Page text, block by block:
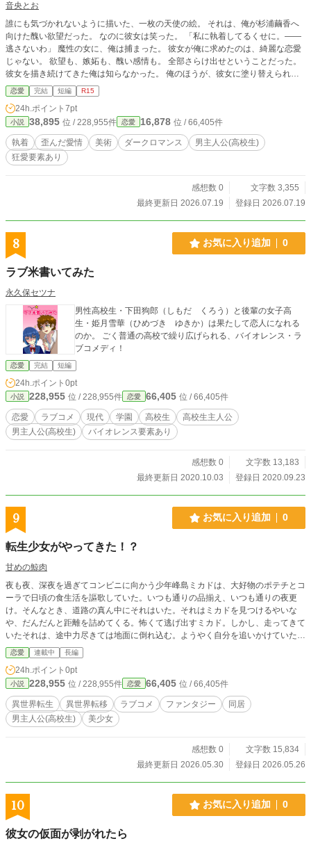
音央とお
誰にも気づかれないように描いた、一枚の天使の絵。 それは、俺が杉浦繭香へ
向けた醜い欲望だった。 なのに彼女は笑った。 「私に執着してるくせに。――
逃さないわ」 魔性の女に、俺は捕まった。 彼女が俺に求めたのは、綺麗な恋愛
じゃない。 欲望も、嫉妬も、醜い感情も。 全部さらけ出せということだった。
彼女を描き続けてきた俺は知らなかった。 俺のほうが、彼女に塗り替えられて
いくことを。
恋愛 完結 短編 R15
24h.ポイント 7pt
小説 38,895 位 / 228,955件 恋愛 16,878 位 / 66,405件
執着 歪んだ愛情 美術 ダークロマンス
男主人公(高校生)
狂愛要素あり
感想数 0
文字数 3,355
最終更新日 2026.07.19
登録日 2026.07.19
8 お気に入り追加 0
ラブ米書いてみた
永久保セツナ
男性高校生・下田狗郎（しもだ くろう）と後輩の女子高
生・姫月雪華（ひめづき ゆきか）は果たして恋人になれる
のか。 ごく普通の高校で繰り広げられる、バイオレンス・ラ
ブコメディ！
恋愛 完結 短編
24h.ポイント 0pt
小説 228,955 位 / 228,955件 恋愛 66,405 位 / 66,405件
恋愛 ラブコメ 現代 学園 高校生
高校生主人公
男主人公(高校生)
バイオレンス要素あり
感想数 0
文字数 13,183
最終更新日 2020.10.03
登録日 2020.09.23
9 お気に入り追加 0
転生少女がやってきた！？
甘めの鯨肉
夜も夜、深夜を過ぎてコンビニに向かう少年峰島ミカドは、大好物のポテチとコ
ーラで日頃の食生活を謳歌していた。いつも通りの品揃え、いつも通りの夜更
け。そんなとき、道路の真ん中にそれはいた。それはミカドを見つけるやいな
や、だんだんと距離を詰めてくる。怖くて逃げ出すミカド。しかし、走ってきて
いたそれは、途中力尽きては地面に倒れ込む。ようやく自分を追いかけていたそ
れの姿をミカドは見る。まるでコスプレのような衣装、綺麗な瞳、美しい顔立
ち。「ご飯......」と、消え入りそうな声でつぶやいたその少女を、ミカドは軽い
気持ちで自分の家にあげてしまう。 これは、オタク高校生である峰島ミカド
と、異世界からの転生者であるラナ・シャルートによる、ドタバタの絶えない物
語。
恋愛 連載中 長編
24h.ポイント 0pt
小説 228,955 位 / 228,955件 恋愛 66,405 位 / 66,405件
異世界転生 異世界転移 ラブコメ ファンタジー
同居
男主人公(高校生)
美少女
感想数 0
文字数 15,834
最終更新日 2026.05.30
登録日 2026.05.26
10 お気に入り追加 0
彼女の仮面が剥がれたら